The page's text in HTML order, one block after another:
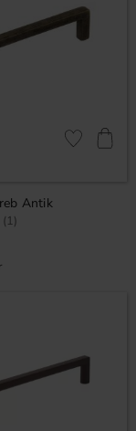
Antik
(1)
Gem som